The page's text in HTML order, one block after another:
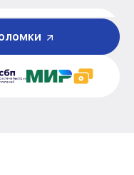
от 1600₽